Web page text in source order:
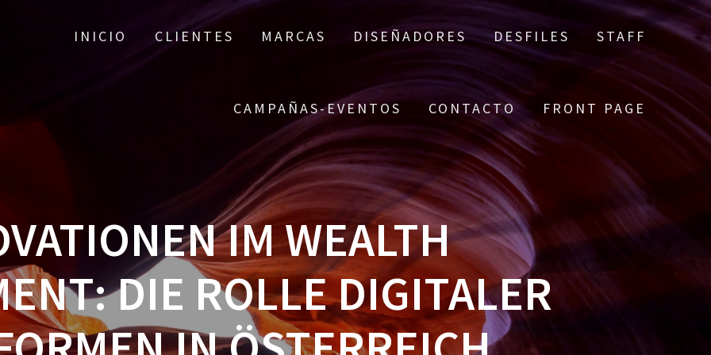
INICIO CLIENTES MARCAS DISEÑADORES DESFILES STAFF
CAMPAÑAS-EVENTOS CONTACTO FRONT PAGE
IM WEALTH
DIE ROLLE DIGITALER